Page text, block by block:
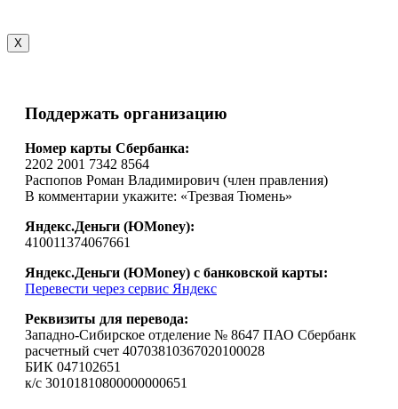
X
Поддержать организацию
Номер карты Сбербанка:
2202 2001 7342 8564
Распопов Роман Владимирович (член правления)
В комментарии укажите: «Трезвая Тюмень»
Яндекс.Деньги (ЮMoney):
410011374067661
Яндекс.Деньги (ЮMoney) с банковской карты:
Перевести через сервис Яндекс
Реквизиты для перевода:
Западно-Сибирское отделение № 8647 ПАО Сбербанк
расчетный счет 40703810367020100028
БИК 047102651
к/с 30101810800000000651